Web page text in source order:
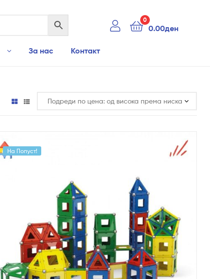
0
0.00ден
За нас Контакт
На Попуст!